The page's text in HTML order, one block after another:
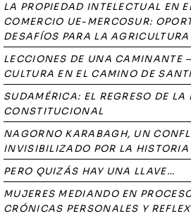
LA PROPIEDAD INTELECTUAL EN
COMERCIO UE-MERCOSUR:
DESAFÍOS PARA LA
LECCIONES DE UNA CAMINANTE
CULTURA EN EL CAMINO DE
SUDAMÉRICA: EL REGRESO DE LA
CONSTITUCIONAL
NAGORNO KARABAGH, UN
INVISIBILIZADO POR LA HISTORIA
PERO QUIZÁS HAY UNA LLAVE…
MUJERES MEDIANDO EN
CRÓNICAS PERSONALES Y